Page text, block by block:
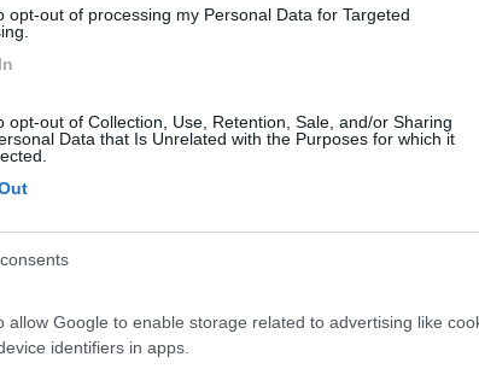
opt-out of processing my Personal Data for Targeted
opt-out of Collection, Use, Retention, Sale, and/or Sharing
Data that Is Unrelated with the Purposes for which it
allow Google to enable storage related to advertising like
identifiers in apps.
Area Sosta Camper Orobie
Ardesio(BG)